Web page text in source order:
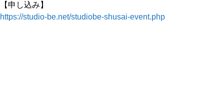
【申し込み】
https://studio-be.net/studiobe-shusai-event.php